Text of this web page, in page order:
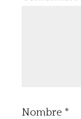
Nombre *